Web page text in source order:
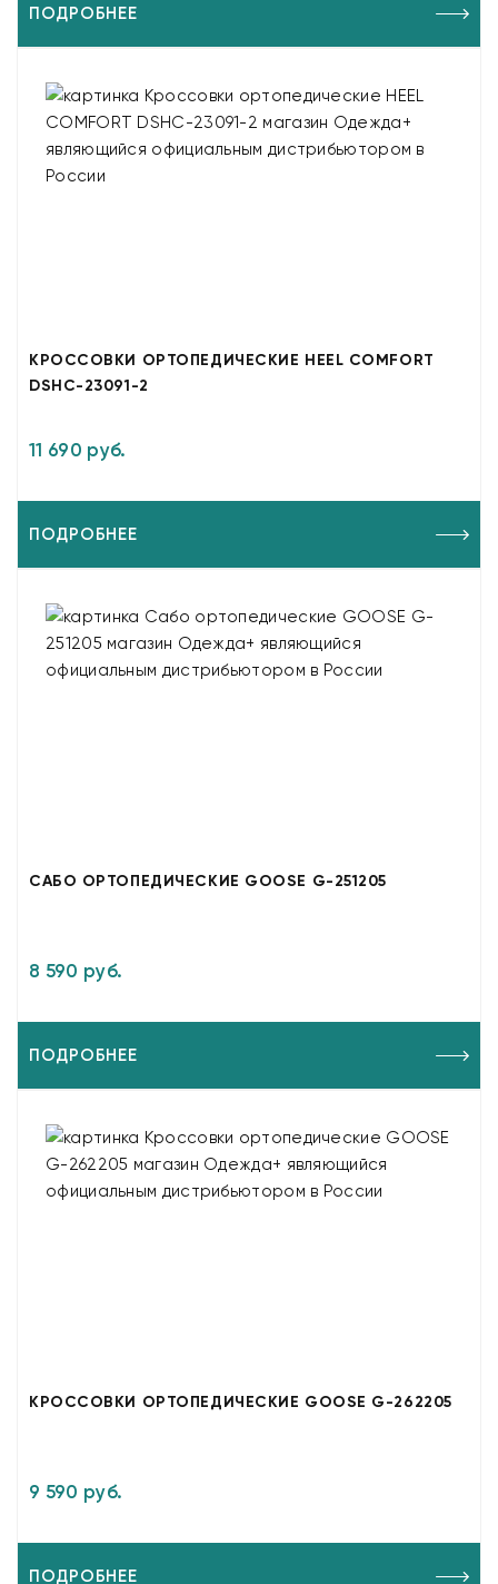
ПОДРОБНЕЕ
КРОССОВКИ ОРТОПЕДИЧЕСКИЕ HEEL COMFORT
DSHC-23091-2
11 690 руб.
ПОДРОБНЕЕ
САБО ОРТОПЕДИЧЕСКИЕ GOOSE G-251205
8 590 руб.
ПОДРОБНЕЕ
КРОССОВКИ ОРТОПЕДИЧЕСКИЕ GOOSE G-262205
9 590 руб.
ПОДРОБНЕЕ